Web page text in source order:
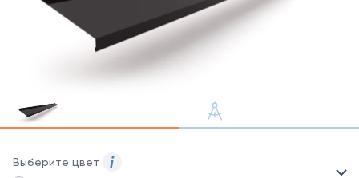
Выберите цвет